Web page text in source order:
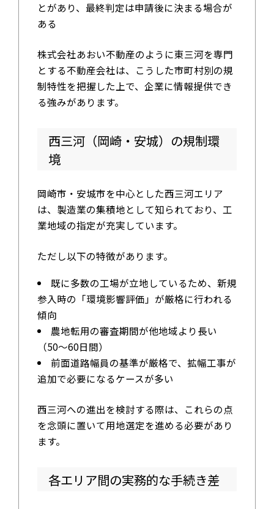
とがあり、最終判定は申請後に決まる場合が
ある
株式会社あおい不動産のように東三河を専門
とする不動産会社は、こうした市町村別の規
制特性を把握した上で、企業に情報提供でき
る強みがあります。
西三河（岡崎・安城）の規制環
境
岡崎市・安城市を中心とした西三河エリア
は、製造業の集積地として知られており、工
業地域の指定が充実しています。
ただし以下の特徴があります。
既に多数の工場が立地しているため、新規
参入時の「環境影響評価」が厳格に行われる
傾向
農地転用の審査期間が他地域より長い
（50～60日間）
前面道路幅員の基準が厳格で、拡幅工事が
追加で必要になるケースが多い
西三河への進出を検討する際は、これらの点
を念頭に置いて用地選定を進める必要があり
ます。
各エリア間の実務的な手続き差